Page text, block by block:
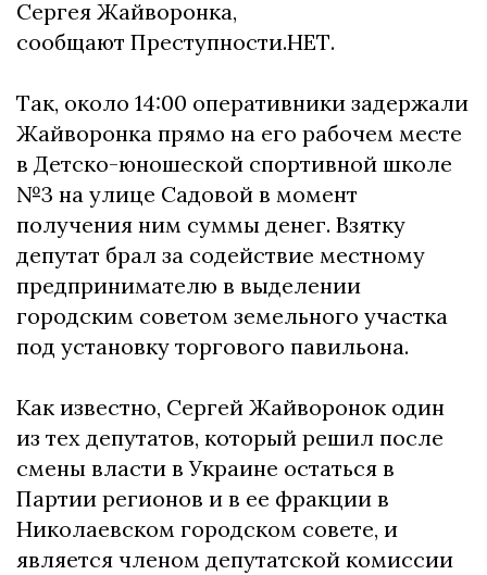
Сергея Жайворонка,
сообщают Преступности.НЕТ.
Так, около 14:00 оперативники задержали
Жайворонка прямо на его рабочем месте
в Детско-юношеской спортивной школе
№3 на улице Садовой в момент
получения ним суммы денег. Взятку
депутат брал за содействие местному
предпринимателю в выделении
городским советом земельного участка
под установку торгового павильона.
Как известно, Сергей Жайворонок один
из тех депутатов, который решил после
смены власти в Украине остаться в
Партии регионов и в ее фракции в
Николаевском городском совете, и
является членом депутатской комиссии